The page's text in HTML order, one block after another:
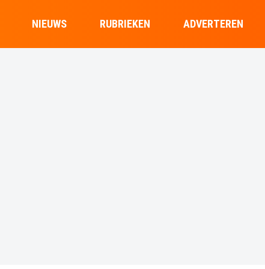
NIEUWS RUBRIEKEN ADVERTEREN